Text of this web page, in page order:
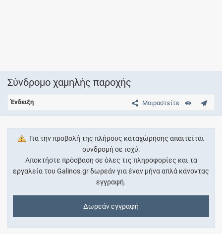
Σύνδρομο χαμηλής παροχής
Μοιραστείτε
Ένδειξη
Για την προβολή της πλήρους καταχώρησης απαιτείται
συνδρομή σε ισχύ.
Αποκτήστε πρόσβαση σε όλες τις πληροφορίες και τα
εργαλεία του Galinos.gr δωρεάν για έναν μήνα απλά κάνοντας
εγγραφή.
Δωρεάν εγγραφή